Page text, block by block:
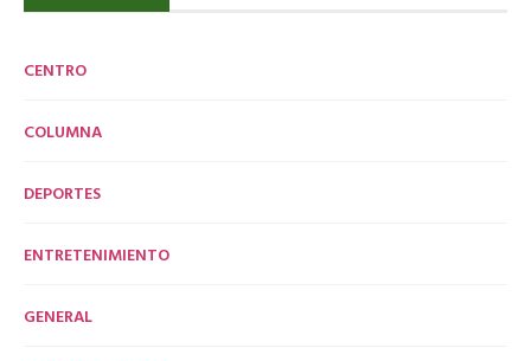
CENTRO
COLUMNA
DEPORTES
ENTRETENIMIENTO
GENERAL